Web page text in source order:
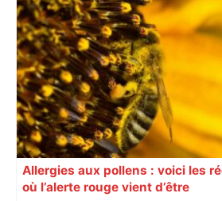
"C’est l’une des plus fortes
fréquentations du circuit" :
est-elle la capitale du poker
ladepeche.fr
Allergies aux pollens : voici les
où l’alerte rouge vient d’être